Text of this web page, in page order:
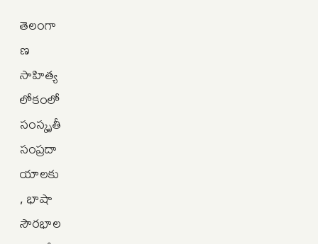
తెలంగా
ణ
సాహిత్య
లోకంలో
సంస్కృతీ
సంప్రదా
యాలకు
, భాషా
సౌరభాల